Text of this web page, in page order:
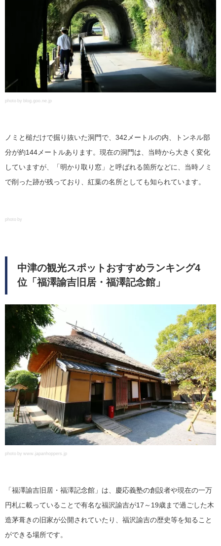
photo by blog.goo.ne.jp
ノミと槌だけで掘り抜いた洞門で、342メートルの内、トンネル部
分が約144メートルあります。現在の洞門は、当時から大きく変化
していますが、「明かり取り窓」と呼ばれる箇所などに、当時ノミ
で削った跡が残っており、紅葉の名所としても知られています。
photo by
中津の観光スポットおすすめランキング4
位「福澤諭吉旧居・福澤記念館」
photo by www.japanhoppers.jp
「福澤諭吉旧居・福澤記念館」は、慶応義塾の創設者や現在の一万
円札に載っていることで有名な福沢諭吉が17～19歳まで過ごした木
造茅葺きの旧家が公開されていたり、福沢諭吉の歴史等を知ること
ができる場所です。